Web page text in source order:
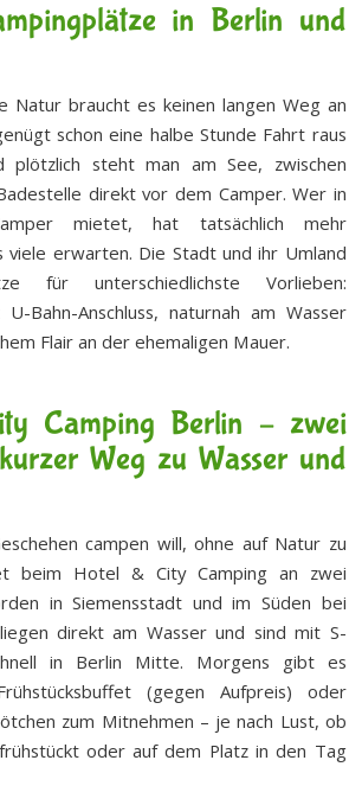
in Berlin und
Natur braucht es keinen langen Weg an
schon eine halbe Stunde Fahrt raus
plötzlich steht man am See, zwischen
direkt vor dem Camper. Wer in
mietet, hat tatsächlich mehr
viele erwarten. Die Stadt und ihr Umland
für unterschiedlichste Vorlieben:
Bahn-Anschluss, naturnah am Wasser
Flair an der ehemaligen Mauer.
Camping Berlin – zwei
Weg zu Wasser und
campen will, ohne auf Natur zu
beim Hotel & City Camping an zwei
in Siemensstadt und im Süden bei
direkt am Wasser und sind mit S-
in Berlin Mitte. Morgens gibt es
(gegen Aufpreis) oder
zum Mitnehmen – je nach Lust, ob
oder auf dem Platz in den Tag